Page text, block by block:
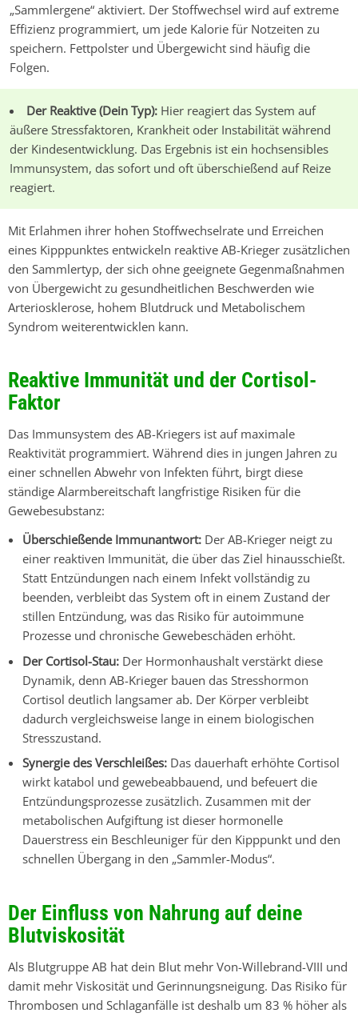
„Sammlergene“ aktiviert. Der Stoffwechsel wird auf extreme
Effizienz programmiert, um jede Kalorie für Notzeiten zu
speichern. Fettpolster und Übergewicht sind häufig die
Folgen.
Der Reaktive (Dein Typ): Hier reagiert das System auf
äußere Stressfaktoren, Krankheit oder Instabilität während
der Kindesentwicklung. Das Ergebnis ist ein hochsensibles
Immunsystem, das sofort und oft überschießend auf Reize
reagiert.
Mit Erlahmen ihrer hohen Stoffwechselrate und Erreichen
eines Kipppunktes entwickeln reaktive AB-Krieger zusätzlichen
den Sammlertyp, der sich ohne geeignete Gegenmaßnahmen
von Übergewicht zu gesundheitlichen Beschwerden wie
Arteriosklerose, hohem Blutdruck und Metabolischem
Syndrom weiterentwicklen kann.
Reaktive Immunität und der Cortisol-
Faktor
Das Immunsystem des AB-Kriegers ist auf maximale
Reaktivität programmiert. Während dies in jungen Jahren zu
einer schnellen Abwehr von Infekten führt, birgt diese
ständige Alarmbereitschaft langfristige Risiken für die
Gewebesubstanz:
Überschießende Immunantwort: Der AB-Krieger neigt zu
einer reaktiven Immunität, die über das Ziel hinausschießt.
Statt Entzündungen nach einem Infekt vollständig zu
beenden, verbleibt das System oft in einem Zustand der
stillen Entzündung, was das Risiko für autoimmune
Prozesse und chronische Gewebeschäden erhöht.
Der Cortisol-Stau: Der Hormonhaushalt verstärkt diese
Dynamik, denn AB-Krieger bauen das Stresshormon
Cortisol deutlich langsamer ab. Der Körper verbleibt
dadurch vergleichsweise lange in einem biologischen
Stresszustand.
Synergie des Verschleißes: Das dauerhaft erhöhte Cortisol
wirkt katabol und gewebeabbauend, und befeuert die
Entzündungsprozesse zusätzlich. Zusammen mit der
metabolischen Aufgiftung ist dieser hormonelle
Dauerstress ein Beschleuniger für den Kipppunkt und den
schnellen Übergang in den „Sammler-Modus“.
Der Einfluss von Nahrung auf deine
Blutviskosität
Als Blutgruppe AB hat dein Blut mehr Von-Willebrand-VIII und
damit mehr Viskosität und Gerinnungsneigung. Das Risiko für
Thrombosen und Schlaganfälle ist deshalb um 83 % höher als